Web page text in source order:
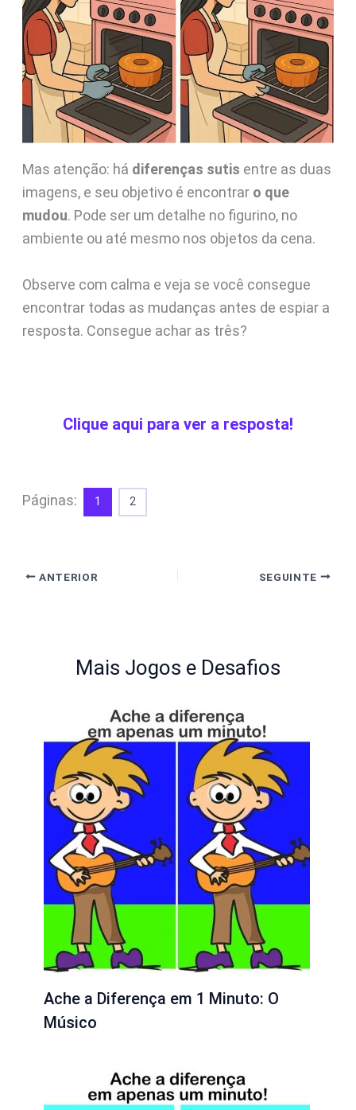
Mas atenção: há diferenças sutis entre as duas
imagens, e seu objetivo é encontrar o que
mudou. Pode ser um detalhe no figurino, no
ambiente ou até mesmo nos objetos da cena.
Observe com calma e veja se você consegue
encontrar todas as mudanças antes de espiar a
resposta. Consegue achar as três?
Clique aqui para ver a resposta!
Páginas: 1 2
ANTERIOR SEGUINTE
Mais Jogos e Desafios
Ache a Diferença em 1 Minuto: O
Músico